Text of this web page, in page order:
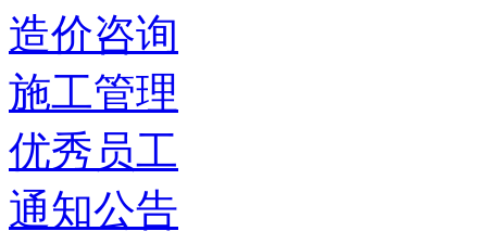
造价咨询
施工管理
优秀员工
通知公告